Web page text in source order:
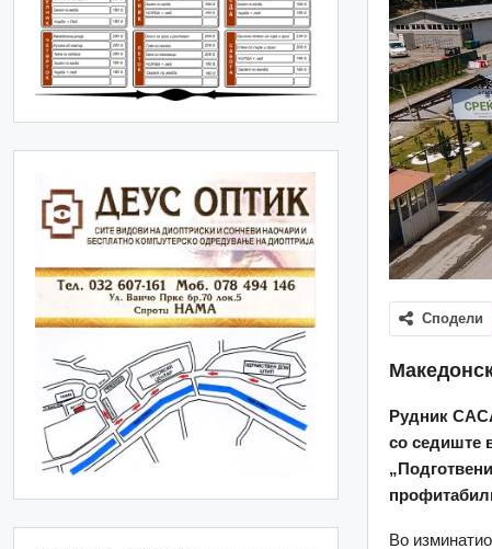
Сподели
Ma
Рудник
со седиште
Во